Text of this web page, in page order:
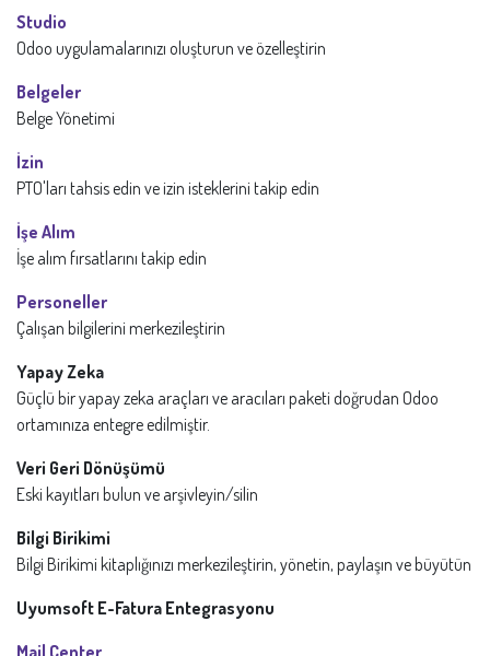
Studio
Odoo uygulamalarınızı oluşturun ve özelleştirin
Belgeler
Belge Yönetimi
İzin
PTO'ları tahsis edin ve izin isteklerini takip edin
İşe Alım
İşe alım fırsatlarını takip edin
Personeller
Çalışan bilgilerini merkezileştirin
Yapay Zeka
Güçlü bir yapay zeka araçları ve aracıları paketi doğrudan Odoo
ortamınıza entegre edilmiştir.
Veri Geri Dönüşümü
Eski kayıtları bulun ve arşivleyin/silin
Bilgi Birikimi
Bilgi Birikimi kitaplığınızı merkezileştirin, yönetin, paylaşın ve büyütün
Uyumsoft E-Fatura Entegrasyonu
Mail Center